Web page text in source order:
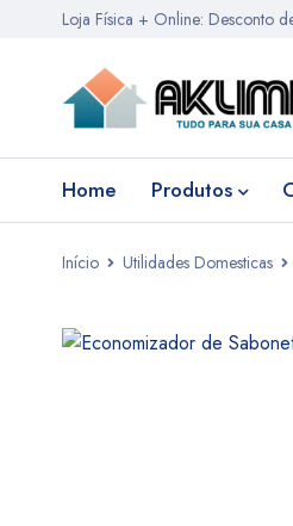
Loja Física + Online: Desconto
Home Produtos
Início Utilidades Domesticas